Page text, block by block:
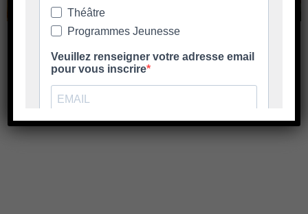
Inscriptions au Marché de Noël
Mercatu di Natale in Biguglia 11 – 12 et 13
retourner avant le 7
En savoir plus